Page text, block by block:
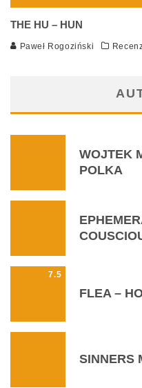
THE HU – HUN
Paweł Rogoziński
WOJTEK
POLKA
7.5
FLEA –
SINNERS